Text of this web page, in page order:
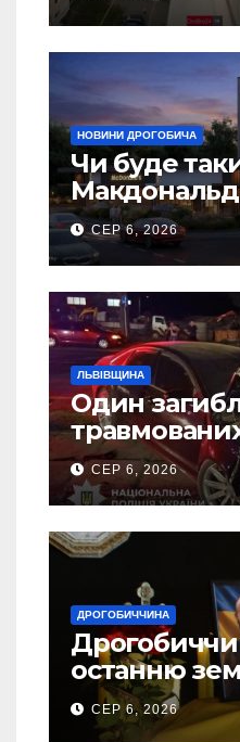
НОВИНИ ДРОГОБИЧА
Чи буде
Дрогобичі?
СЕР 6, 2026
ЛЬВІВЩИНА
Один
ДТП на
СЕР 6, 2026
ДРОГОБИЧЧИНА
останню
свого
Торського
СЕР 6, 2026